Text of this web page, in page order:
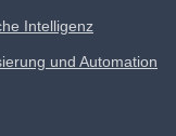
Intelligenz
und Automation